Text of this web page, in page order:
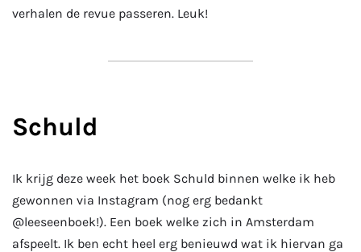
verhalen de revue passeren. Leuk!
Schuld
Ik krijg deze week het boek Schuld binnen welke ik heb
gewonnen via Instagram (nog erg bedankt
@leeseenboek!). Een boek welke zich in Amsterdam
afspeelt. Ik ben echt heel erg benieuwd wat ik hiervan ga